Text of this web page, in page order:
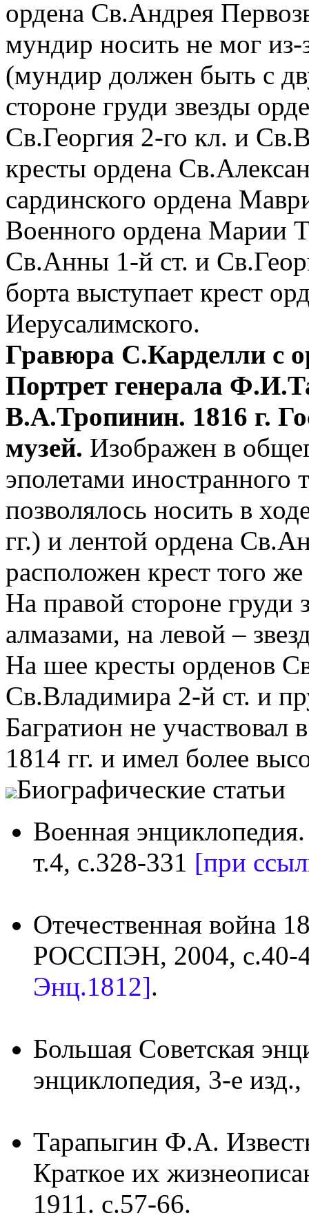
ордена Св.Андрея
мундир носить не мог из-
(мундир должен быть с
стороне груди звезды
Св.Георгия 2-го кл. и
кресты ордена
сардинского ордена
Военного ордена Марии
Св.Анны 1-й ст. и
борта выступает крест
Иерусалимского.
Гравюра С.Карделли с
Портрет генерала
В.А.Тропинин. 1816 г.
музей. Изображен в
эполетами иностранного
позволялось носить в
гг.) и лентой ордена
расположен крест того
На правой стороне груди
алмазами, на левой –
На шее кресты орденов
Св.Владимира 2-й ст. и
Багратион не участвовал
1814 гг. и имел более
Биографические статьи
Военная
т.4, с.328-331 [при
Отечественная война
РОССПЭН, 2004, с.40-
Энц.1812].
Большая Советская
энциклопедия, 3-е
Тарапыгин Ф.А.
Краткое их
1911. с.57-66.